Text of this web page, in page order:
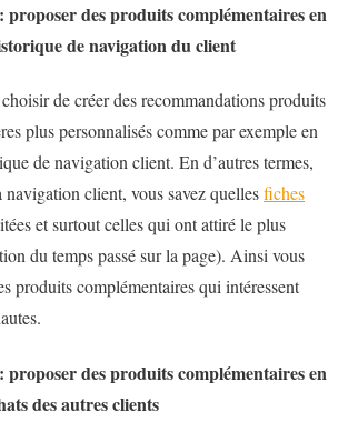
proposer des produits complémentaires en
de navigation du client
de créer des recommandations produits
plus personnalisés comme par exemple en
de navigation client. En d’autres termes,
navigation client, vous savez quellesfiches
et surtout celles qui ont attiré le plus
du temps passé sur la page). Ainsi vous
produits complémentaires qui intéressent
proposer des produits complémentaires en
des autres clients